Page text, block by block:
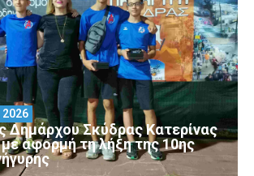
Δημάρχου Σκύδρας Κατερίνας
με αφορμή τη λήξη της 10ης
2026